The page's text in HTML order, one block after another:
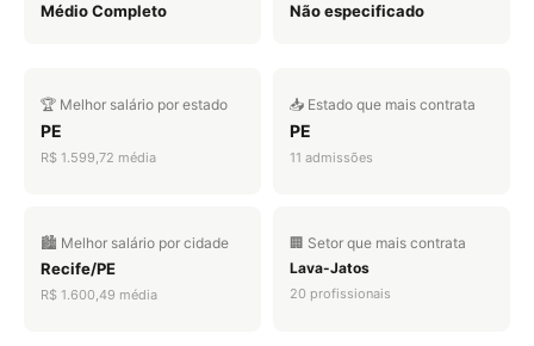
Médio Completo Não especificado
🏆 Melhor salário por estado
PE
R$ 1.599,72 média
📥 Estado que mais contrata
PE
11 admissões
🏙️ Melhor salário por cidade
Recife/PE
R$ 1.600,49 média
🏢 Setor que mais contrata
Lava-Jatos
20 profissionais